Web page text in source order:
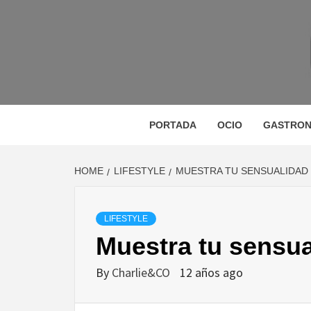
PORTADA OCIO
HOME LIFESTYLE MUESTRA TU
LIFESTYLE
Muestra tu
By Charlie&CO 12 años ago